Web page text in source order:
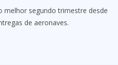
melhor segundo trimestre desde
de aeronaves.